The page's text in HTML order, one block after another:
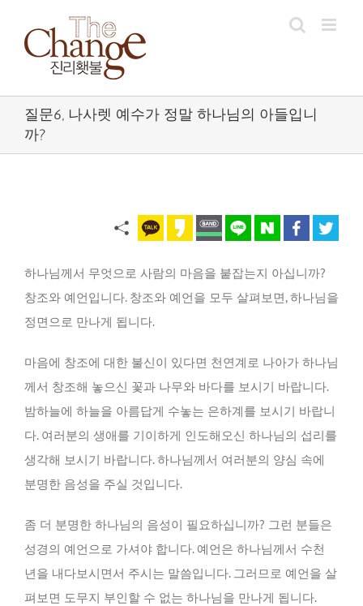
content
질문6, 나사렛 예수가 정말 하나님의 아들입니
까?
하나님께서 무엇으로 사람의 마음을 붙잡는지 아십니까?
창조와 예언입니다. 창조와 예언을 모두 살펴보면, 하나님을
정면으로 만나게 됩니다.
마음에 창조에 대한 불신이 있다면 천연계로 나아가 하나님
께서 창조해 놓으신 꽃과 나무와 바다를 보시기 바랍니다.
밤하늘에 하늘을 아름답게 수놓는 은하계를 보시기 바랍니
다. 여러분의 생애를 기이하게 인도해오신 하나님의 섭리를
생각해 보시기 바랍니다. 하나님께서 여러분의 양심 속에
분명한 음성을 주실 것입니다.
좀 더 분명한 하나님의 음성이 필요하십니까? 그런 분들은
성경의 예언으로 가셔야 합니다. 예언은 하나님께서 수천
년을 내다보시면서 주시는 말씀입니다. 그러므로 예언을 살
펴보면 도무지 부인할 수 없는 하나님을 만나게 됩니다.